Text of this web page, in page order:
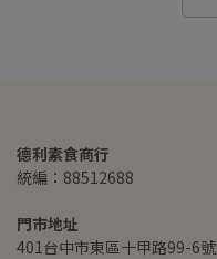
德利素食商行
統編：88512688
門市地址
401台中市東區十甲路99-6號